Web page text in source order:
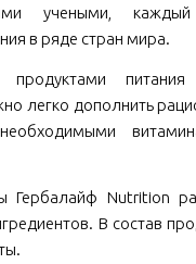
учеными,
в ряде стран мира.
продуктами
легко дополнить
Гербалайф Nutrition
В состав